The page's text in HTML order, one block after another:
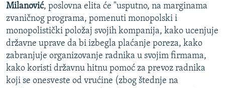
Milanović, poslovna elita će "usputno, na marginama
zvaničnog programa, pomenuti monopolski i
monopolistički položaj svojih kompanija, kako ucenjuje
državne uprave da bi izbegla plaćanje poreza, kako
zabranjuje organizovanje radnika u svojim firmama,
kako koristi državnu hitnu pomoć za prevoz radnika
koji se onesveste od vrućine (zbog štednje na